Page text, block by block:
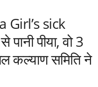
Girl’s sick
पीया, वो 3
कल्याण समिति ने